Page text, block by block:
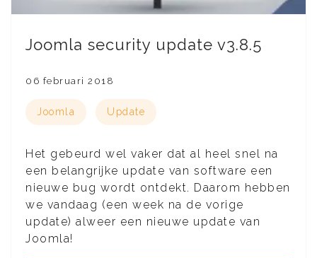
Joomla security update v3.8.5
06 februari 2018
Joomla Update
Het gebeurd wel vaker dat al heel snel na
een belangrijke update van software een
nieuwe bug wordt ontdekt. Daarom hebben
we vandaag (een week na de vorige
update) alweer een nieuwe update van
Joomla!